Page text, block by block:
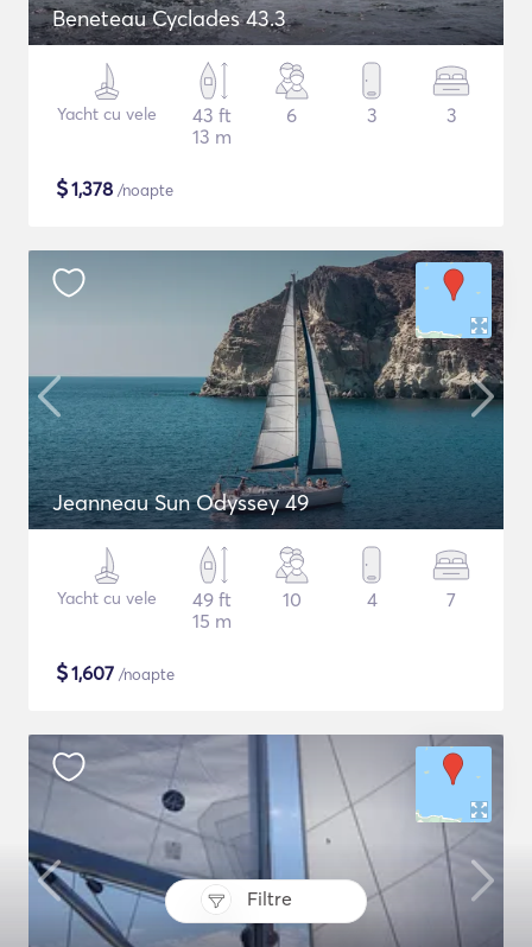
Filtre
Beneteau Cyclades 43.3
Yacht cu vele
43 ft
13 m
6 3 3
$1,378 /noapte
Jeanneau Sun Odyssey 49
Yacht cu vele
49 ft
15 m
10 4 7
$1,607 /noapte